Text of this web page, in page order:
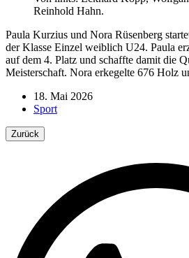
Reinhold Hahn.
Paula Kurzius und Nora Rüsenberg
der Klasse Einzel weiblich U24. Paula
auf dem 4. Platz und schaffte damit die
Meisterschaft. Nora erkegelte 676 Holz
18. Mai 2026
Sport